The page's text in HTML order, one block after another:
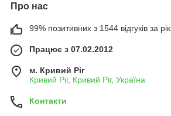
Про нас
99% позитивних з 1544 відгуків за рік
Працює з 07.02.2012
м. Кривий Ріг
Кривий Ріг, Кривий Ріг, Україна
Контакти